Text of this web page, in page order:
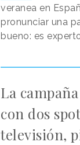
veranea en
pronunciar una
bueno: es
La
con dos
televisión,